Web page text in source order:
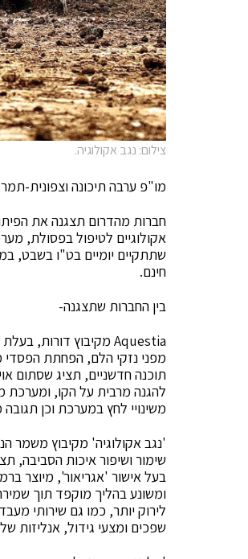
צילום: נגב אקולוגיה.
מו"פ ערבה תיכונה וצפונית-תמר, תחנת
חברות מהדרום תצגנה את
אקולוגיים לטיפול בפסולת,
חינם.
בין החברות שתצגנה-
מפני נזקי הלם, הפחתת הפסדי
משינויי לחץ במערכת וכן
'נגב אקולוגיה' מקיבוץ משמר
שימור ושיפור איכות הסביבה,
בעל אישור 'אגריאור', מיוצר
ומשונע בהליך מוקפד תוך
לירוק יותר, כמו גם שירותי
שפכים ומצעי גידול, אנליזות